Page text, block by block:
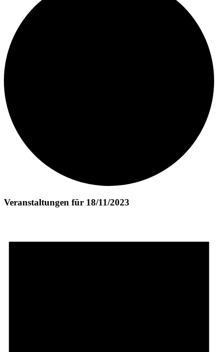
Veranstaltungen für 18/11/2023